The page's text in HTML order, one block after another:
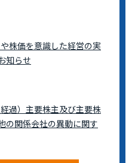
や株価を意識した経営の実
知らせ
経過）主要株主及び主要株
の関係会社の異動に関す